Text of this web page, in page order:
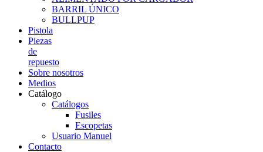
BARRIL ÚNICO
BULLPUP
Pistola
Piezas
de
repuesto
Sobre nosotros
Medios
Catálogo
Catálogos
Fusiles
Escopetas
Usuario Manuel
Contacto